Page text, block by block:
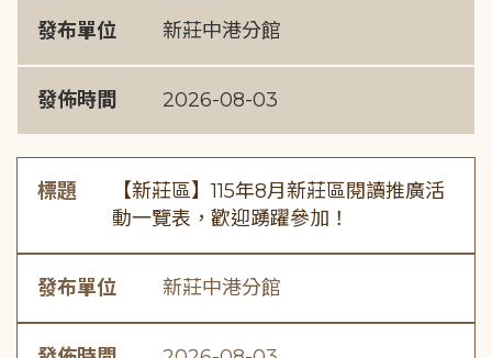
發布單位 新莊中港分館
發佈時間 2026-08-03
標題
【新莊區】115年8月新莊區閱讀推廣活
動一覽表，歡迎踴躍參加！
發布單位 新莊中港分館